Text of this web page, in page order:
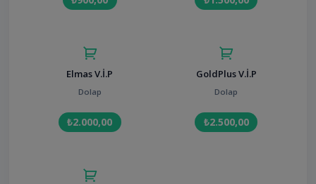
Elmas V.İ.P
Dolap
₺2.000,00
GoldPlus V.İ.P
Dolap
₺2.500,00